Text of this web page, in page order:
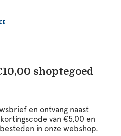
shoptegoed
en ontvang naast
van €5,00 en
in onze webshop.